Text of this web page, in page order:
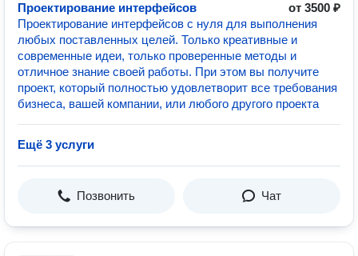
Проектирование интерфейсов
от 3500 ₽
Проектирование интерфейсов с нуля для выполнения
любых поставленных целей. Только креативные и
современные идеи, только проверенные методы и
отличное знание своей работы. При этом вы получите
проект, который полностью удовлетворит все требования
бизнеса, вашей компании, или любого другого проекта
Ещё 3 услуги
Позвонить Чат